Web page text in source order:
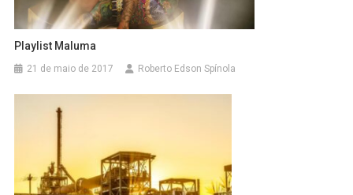
Playlist Maluma
21 de maio de 2017 Roberto Edson Spínola